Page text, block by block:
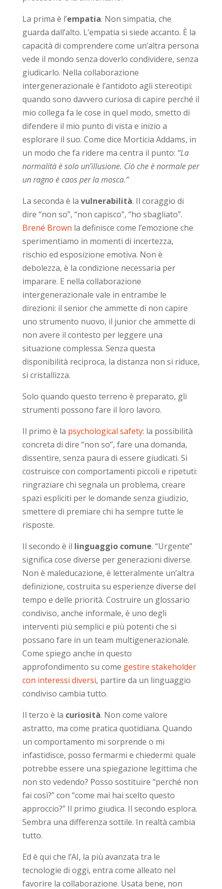
La prima è l’empatia. Non simpatia, che
guarda dall’alto. L’empatia si siede accanto. È la
capacità di comprendere come un’altra persona
vede il mondo senza doverlo condividere, senza
giudicarlo. Nella collaborazione
intergenerazionale è l’antidoto agli stereotipi:
quando sono davvero curiosa di capire perché il
mio collega fa le cose in quel modo, smetto di
difendere il mio punto di vista e inizio a
esplorare il suo. Come dice Morticia Addams, in
un modo che fa ridere ma centra il punto: “La
normalità è solo un’illusione. Ciò che è normale per
un ragno è caos per la mosca.”
La seconda è la vulnerabilità. Il coraggio di
dire “non so”, “non capisco”, “ho sbagliato”.
Brené Brown la definisce come l’emozione che
sperimentiamo in momenti di incertezza,
rischio ed esposizione emotiva. Non è
debolezza, è la condizione necessaria per
imparare. E nella collaborazione
intergenerazionale vale in entrambe le
direzioni: il senior che ammette di non capire
uno strumento nuovo, il junior che ammette di
non avere il contesto per leggere una
situazione complessa. Senza questa
disponibilità reciproca, la distanza non si riduce,
si cristallizza.
Solo quando questo terreno è preparato, gli
strumenti possono fare il loro lavoro.
Il primo è la psychological safety: la possibilità
concreta di dire “non so”, fare una domanda,
dissentire, senza paura di essere giudicati. Si
costruisce con comportamenti piccoli e ripetuti:
ringraziare chi segnala un problema, creare
spazi espliciti per le domande senza giudizio,
smettere di premiare chi ha sempre tutte le
risposte.
Il secondo è il linguaggio comune. “Urgente”
significa cose diverse per generazioni diverse.
Non è maleducazione, è letteralmente un’altra
definizione, costruita su esperienze diverse del
tempo e delle priorità. Costruire un glossario
condiviso, anche informale, è uno degli
interventi più semplici e più potenti che si
possano fare in un team multigenerazionale.
Come spiego anche in questo
approfondimento su come gestire stakeholder
con interessi diversi, partire da un linguaggio
condiviso cambia tutto.
Il terzo è la curiosità. Non come valore
astratto, ma come pratica quotidiana. Quando
un comportamento mi sorprende o mi
infastidisce, posso fermarmi e chiedermi: quale
potrebbe essere una spiegazione legittima che
non sto vedendo? Posso sostituire “perché non
fai così?” con “come mai hai scelto questo
approccio?” Il primo giudica. Il secondo esplora.
Sembra una differenza sottile. In realtà cambia
tutto.
Ed è qui che l’AI, la più avanzata tra le
tecnologie di oggi, entra come alleato nel
favorire la collaborazione. Usata bene, non